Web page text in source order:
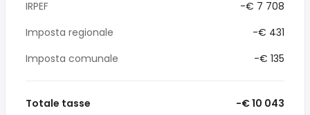
IRPEF
-€ 7 708
Imposta regionale
-€ 431
Imposta comunale
-€ 135
Totale tasse -€ 10 043